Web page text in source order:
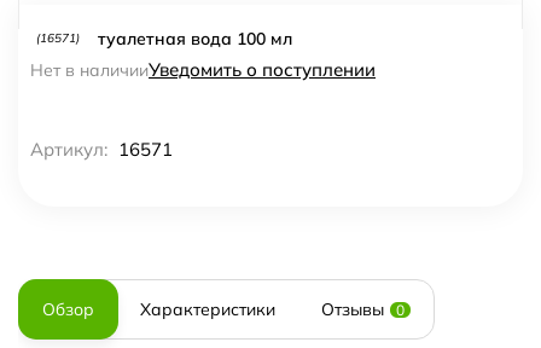
(16571)
туалетная вода 100 мл
Нет в наличииУведомить о поступлении
Артикул: 16571
Обзор Характеристики Отзывы 0